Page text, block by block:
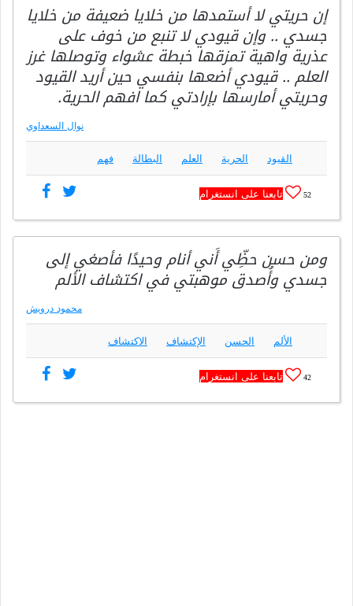
إن حريتي لا أستمدها من خلايا ضعيفة من خلايا
جسدي .. وإن قيودي لا تنبع من خوف على
عذرية واهية تمزقها خبطة عشواء وتوصلها غرز
العلم .. قيودي أضعها بنفسي حين أريد القيود
وحريتي أمارسها بإرادتي كما افهم الحرية.
نوال السعداوي
القيود الحرية العلم البطالة فهم
52 تابعنا على انستغرام
ومن حسن حظِّي أَني أنام وحيدًا فأصغي إلى
جسدي وأُصدق موهبتي في اكتشاف الألم
محمود درويش
الألم الحسن الإكتشاف الاكتشاف
42 تابعنا على انستغرام